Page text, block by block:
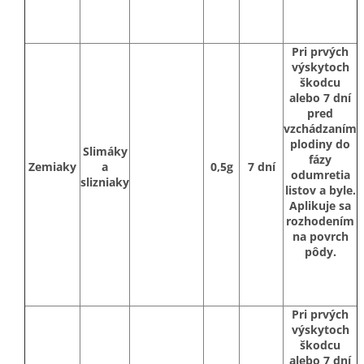
Zemiaky
Slimáky
a
slizniaky
0,5g 7 dní
Pri prvých
výskytoch
škodcu
alebo 7 dní
pred
vzchádzaním
plodiny do
fázy
odumretia
listov a byle.
Aplikuje sa
rozhodením
na povrch
pôdy.
Pri prvých
výskytoch
škodcu
alebo 7 dní